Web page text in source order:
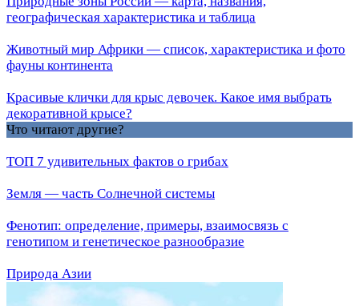
географическая характеристика и таблица
Животный мир Африки — список, характеристика и фото
фауны континента
Красивые клички для крыс девочек. Какое имя выбрать
декоративной крысе?
Что читают другие?
ТОП 7 удивительных фактов о грибах
Земля — часть Солнечной системы
Фенотип: определение, примеры, взаимосвязь с
генотипом и генетическое разнообразие
Природа Азии